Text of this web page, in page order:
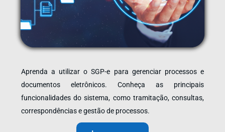
Aprenda a utilizar o SGP-e para gerenciar processos e
documentos eletrônicos. Conheça as principais
funcionalidades do sistema, como tramitação, consultas,
correspondências e gestão de processos.